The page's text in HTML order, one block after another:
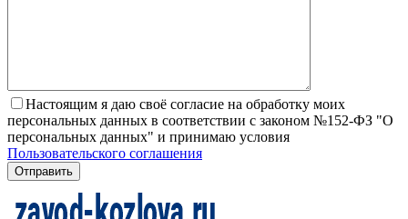
Настоящим я даю своё согласие на обработку моих
персональных данных в соответствии с законом №152-ФЗ "О
персональных данных" и принимаю условия
Пользовательского соглашения